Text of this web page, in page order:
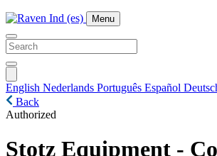
Menu
English Nederlands Português Español
Back
Authorized
Stotz Equipment -